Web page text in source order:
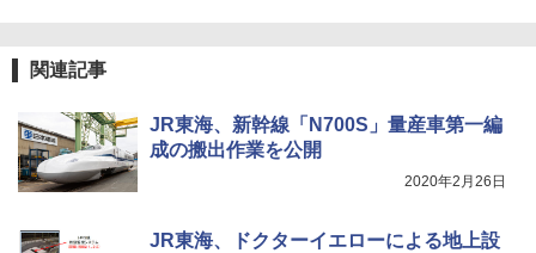
関連記事
JR東海、新幹線「N700S」量産車第一編
成の搬出作業を公開
2020年2月26日
JR東海、ドクターイエローによる地上設